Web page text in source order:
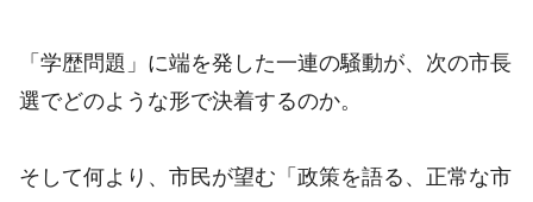
「学歴問題」に端を発した一連の騒動が、次の市長
選でどのような形で決着するのか。
そして何より、市民が望む「政策を語る、正常な市